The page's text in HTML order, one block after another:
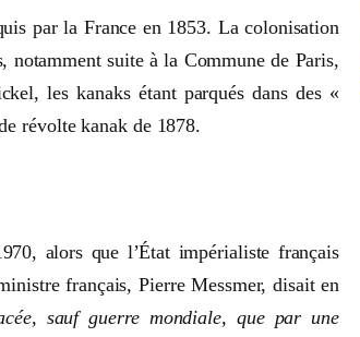
par la France en 1853. La colonisation
notamment suite à la Commune de Paris,
les kanaks étant parqués dans des «
révolte kanak de 1878.
alors que l’État impérialiste français
français, Pierre Messmer, disait en
sauf guerre mondiale, que par une